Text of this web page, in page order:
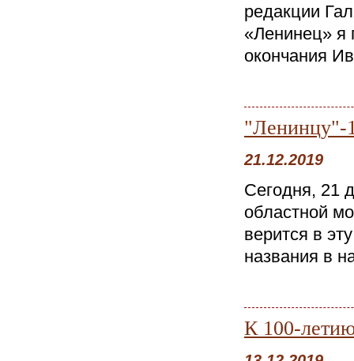
редакции
«Ленинец» я
окончания
"Ленинцу"-
21.12.2019
Сегодня, 21
областной
верится в
названия в
К 100-